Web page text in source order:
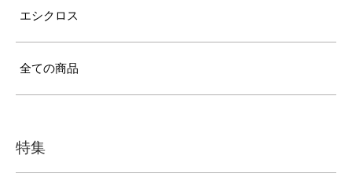
エシクロス
全ての商品
特集